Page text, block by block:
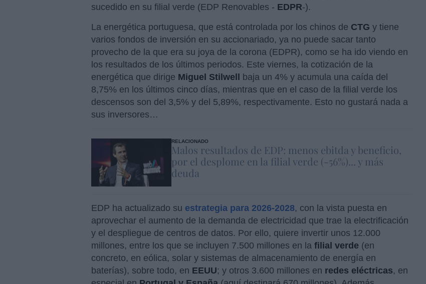
sucedido en su filial verde (EDP Renovables - EDPR-).
La energética portuguesa, que está controlada por los chinos de CTG y tiene
varios fondos de inversión en su accionariado, ya no puede sacar tanto
provecho de la que era su joya de la corona (EDPR), como se ha ido viendo en
los resultados de los últimos periodos. Este viernes, la cotización de la
energética que dirige Miguel Stilwell baja un 4% y acumula una caída del
8,75% en los últimos cinco días, mientras que en el caso de la filial verde los
descensos son del 3,5% y del 5,89%, respectivamente. Esto no gustará nada a
sus inversores…
RELACIONADO
Malos resultados de EDP: menos ebitda y beneficio,
por el desplome en la filial verde (-56%)... y más
deuda
EDP ha actualizado su estrategia para 2026-2028, con la vista puesta en
aprovechar el aumento de la demanda de electricidad que trae la electrificación
y el despliegue de centros de datos. Por ello, quiere invertir unos 12.000
millones, entre los que se incluyen 7.500 millones en la filial verde (en
concreto, en eólica, solar y sistemas de almacenamiento de energía en
baterías), sobre todo, en EEUU; y otros 3.600 millones en redes eléctricas, en